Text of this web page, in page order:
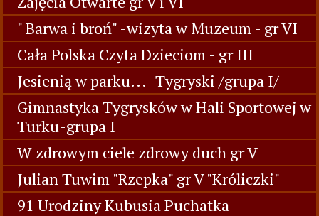
" Barwa i broń" -wizyta w Muzeum - gr VI
Cała Polska Czyta Dzieciom - gr III
Jesienią w parku...- Tygryski /grupa I/
Gimnastyka Tygrysków w Hali Sportowej w
Turku-grupa I
W zdrowym ciele zdrowy duch gr V
Julian Tuwim "Rzepka" gr V "Króliczki"
91 Urodziny Kubusia Puchatka